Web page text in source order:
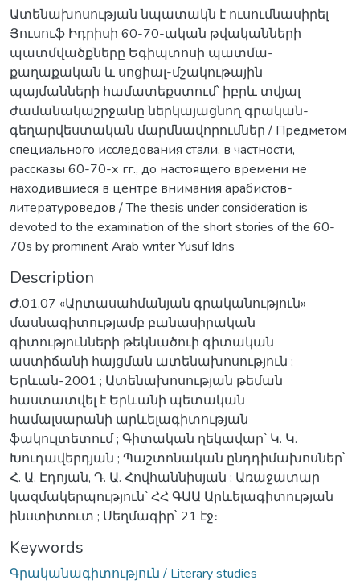
Ատենախոսության նպատակն է ուսումնասիրել
Յուսուֆ Իդրիսի 60-70-ական թվականների
պատմվածքները Եգիպտոսի պատմա-
քաղաքական և սոցիալ-մշակութային
պայմանների համատեքստում՝ իբրև տվյալ
ժամանակաշրջանը ներկայացնող գրական-
գեղարվեստական մարմնավորումներ / Предметом
специального исследования стали, в частности,
рассказы 60-70-х гг., до настоящего времени не
находившиеся в центре внимания арабистов-
литературоведов / The thesis under consideration is
devoted to the examination of the short stories of the 60-
70s by prominent Arab writer Yusuf Idris
Description
Ժ.01.07 «Արտասահմանյան գրականություն»
մասնագիտությամբ բանասիրական
գիտությունների թեկնածուի գիտական
աստիճանի հայցման ատենախոսություն ;
Երևան-2001 ; Ատենախոսության թեման
հաստատվել է Երևանի պետական
համալսարանի արևելագիտության
ֆակուլտետում ; Գիտական ղեկավար՝ Կ. Կ.
Խուդավերդյան ; Պաշտոնական ընդդիմախոսներ՝
Հ. Ա. Էդոյան, Դ. Ա. Հովհաննիսյան ; Առաջատար
կազմակերպություն՝ ՀՀ ԳԱԱ Արևելագիտության
ինստիտուտ ; Սեղմագիր՝ 21 էջ։
Keywords
Գրականագիտություն / Literary studies